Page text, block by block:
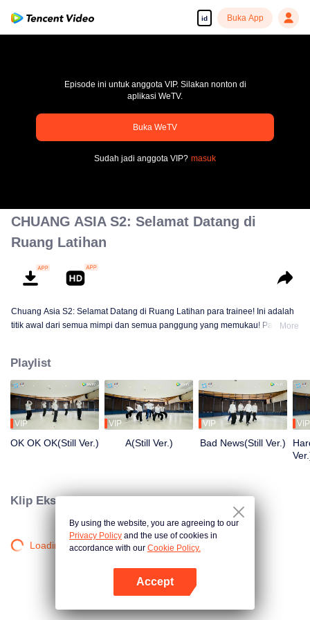
id Buka App
pay limit
Episode ini untuk anggota VIP. Silakan nonton di
aplikasi WeTV.
Buka WeTV
Sudah jadi anggota VIP? masuk
CHUANG ASIA S2: Selamat Datang di
Ruang Latihan
Chuang Asia S2: Selamat Datang di Ruang Latihan para trainee! Ini adalah
titik awal dari semua mimpi dan semua panggung yang memukau! Para
setiap langkah adalah transformasi. Ingin tahu kisah mereka di ruang
latihan?
More
Playlist
VIP
OK OK OK(Still Ver.)
VIP
A(Still Ver.)
VIP
Bad News(Still Ver.)
VIP
Klip Eksklusif
Loading…
By using the website, you are agreeing to our
Privacy Policy and the use of cookies in
accordance with our Cookie Policy.
Accept